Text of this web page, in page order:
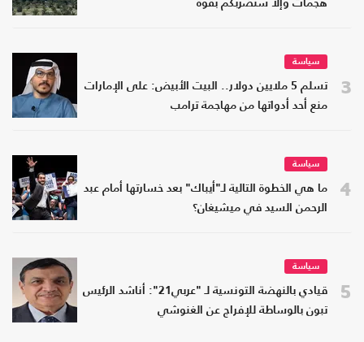
هجمات وإلا سنضربكم بقوة
3
سياسة
تسلم 5 ملايين دولار.. البيت الأبيض: على الإمارات
منع أحد أدواتها من مهاجمة ترامب
4
سياسة
ما هي الخطوة التالية لـ"أيباك" بعد خسارتها أمام عبد
الرحمن السيد في ميشيغان؟
5
سياسة
قيادي بالنهضة التونسية لـ "عربي21": أناشد الرئيس
تبون بالوساطة للإفراج عن الغنوشي